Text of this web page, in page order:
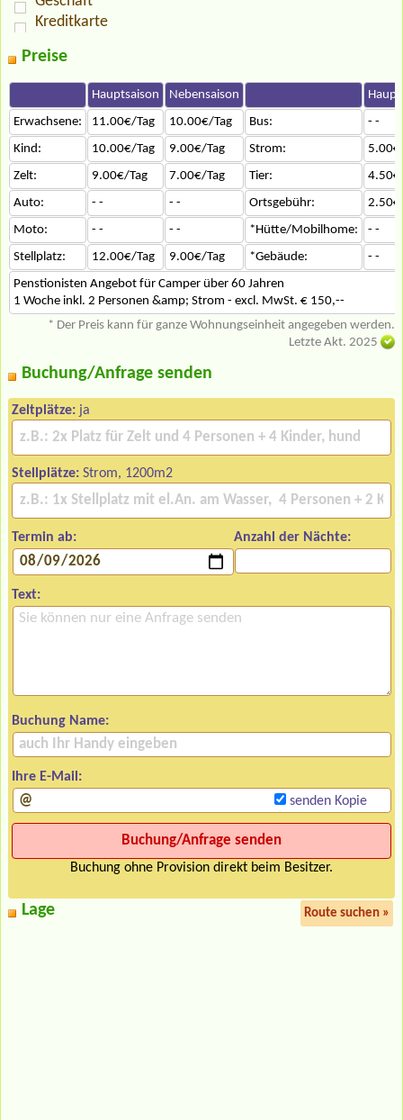
Kreditkarte
Preise
Hauptsaison Nebensaison
Erwachsene:
11.00€/Tag 10.00€/Tag Bus:
- -
Kind:
10.00€/Tag 9.00€/Tag Strom:
Zelt:
9.00€/Tag 7.00€/Tag Tier:
Auto:
- - - - Ortsgebühr:
Moto:
- - - - *Hütte/Mobilhome:
- -
Stellplatz:
12.00€/Tag 9.00€/Tag *Gebäude:
- -
Penstionisten Angebot für Camper über 60 Jahren
1 Woche inkl. 2 Personen &amp; Strom - excl. MwSt. € 150,--
* Der Preis kann für ganze Wohnungseinheit angegeben werden.
Letzte Akt. 2025
Buchung/Anfrage senden
Zeltplätze: ja
Stellplätze: Strom, 1200m2
Termin ab: Anzahl der Nächte:
Text:
Buchung Name:
Ihre E-Mail:
senden Kopie
Buchung ohne Provision direkt beim Besitzer.
Lage Route suchen »